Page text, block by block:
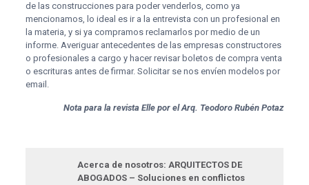
de las construcciones para poder venderlos, como ya
mencionamos, lo ideal es ir a la entrevista con un profesional en
la materia, y si ya compramos reclamarlos por medio de un
informe. Averiguar antecedentes de las empresas constructores
o profesionales a cargo y hacer revisar boletos de compra venta
o escrituras antes de firmar. Solicitar se nos envíen modelos por
email.
Nota para la revista Elle por el Arq. Teodoro Rubén Potaz
Acerca de nosotros: ARQUITECTOS DE
ABOGADOS – Soluciones en conflictos